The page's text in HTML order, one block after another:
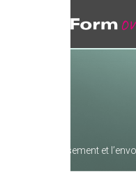
et l’envoi demessages